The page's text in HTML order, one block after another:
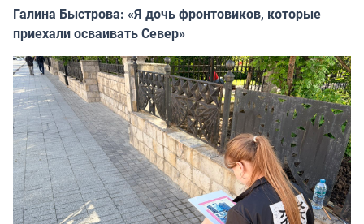
Галина Быстрова: «Я дочь фронтовиков, которые
приехали осваивать Север»